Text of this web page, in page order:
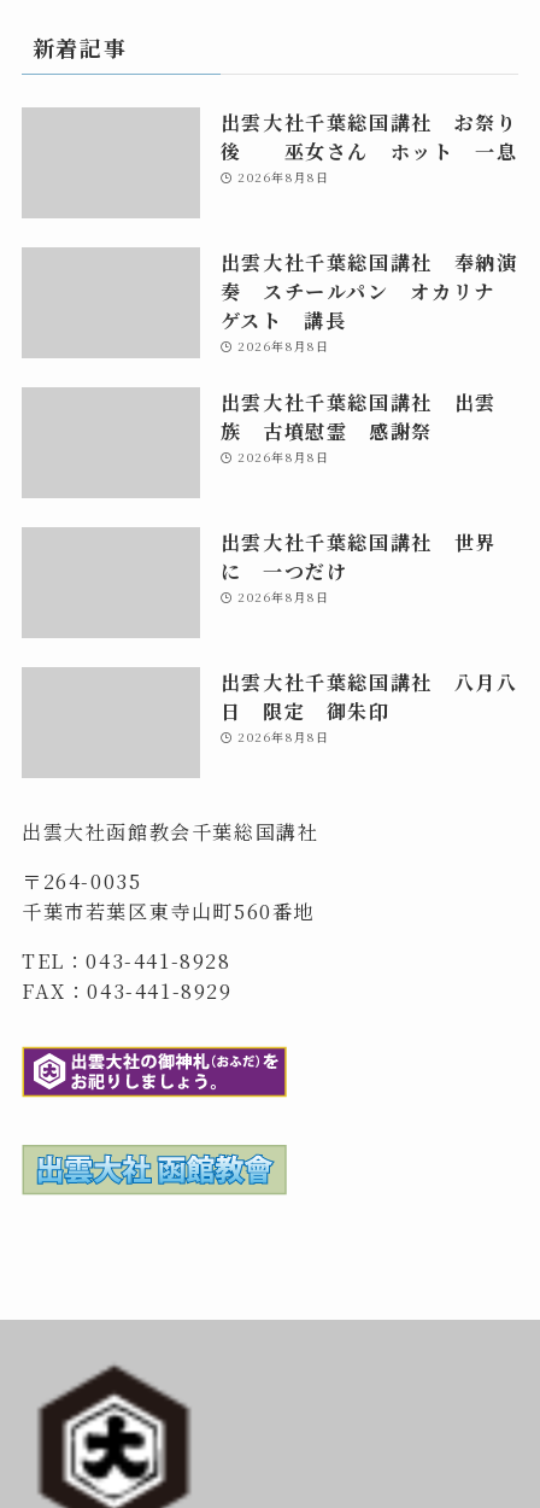
新着記事
出雲大社千葉総国講社 お祭り
後 巫女さん ホット 一息
2026年8月8日
出雲大社千葉総国講社 奉納演
奏 スチールパン オカリナ
ゲスト 講長
2026年8月8日
出雲大社千葉総国講社 出雲
族 古墳慰霊 感謝祭
2026年8月8日
出雲大社千葉総国講社 世界
に 一つだけ
2026年8月8日
出雲大社千葉総国講社 八月八
日 限定 御朱印
2026年8月8日
出雲大社函館教会千葉総国講社
〒264-0035
千葉市若葉区東寺山町560番地
TEL：043-441-8928
FAX：043-441-8929